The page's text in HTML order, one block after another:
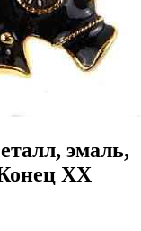
эмаль,
XX